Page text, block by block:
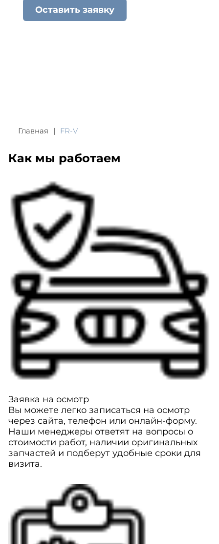
Оставить заявку
Главная FR-V
Как мы работаем
Заявка на осмотр
Вы можете легко записаться на осмотр
через сайта, телефон или онлайн-форму.
Наши менеджеры ответят на вопросы о
стоимости работ, наличии оригинальных
запчастей и подберут удобные сроки для
визита.